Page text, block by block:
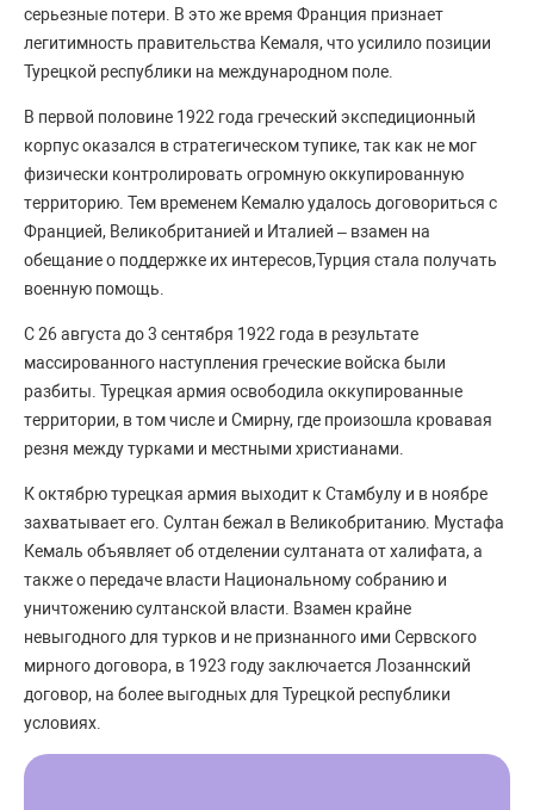
серьезные потери. В это же время Франция признает
легитимность правительства Кемаля, что усилило позиции
Турецкой республики на международном поле.
В первой половине 1922 года греческий экспедиционный
корпус оказался в стратегическом тупике, так как не мог
физически контролировать огромную оккупированную
территорию. Тем временем Кемалю удалось договориться с
Францией, Великобританией и Италией – взамен на
обещание о поддержке их интересов,Турция стала получать
военную помощь.
С 26 августа до 3 сентября 1922 года в результате
массированного наступления греческие войска были
разбиты. Турецкая армия освободила оккупированные
территории, в том числе и Смирну, где произошла кровавая
резня между турками и местными христианами.
К октябрю турецкая армия выходит к Стамбулу и в ноябре
захватывает его. Султан бежал в Великобританию. Мустафа
Кемаль объявляет об отделении султаната от халифата, а
также о передаче власти Национальному собранию и
уничтожению султанской власти. Взамен крайне
невыгодного для турков и не признанного ими Сервского
мирного договора, в 1923 году заключается Лозаннский
договор, на более выгодных для Турецкой республики
условиях.